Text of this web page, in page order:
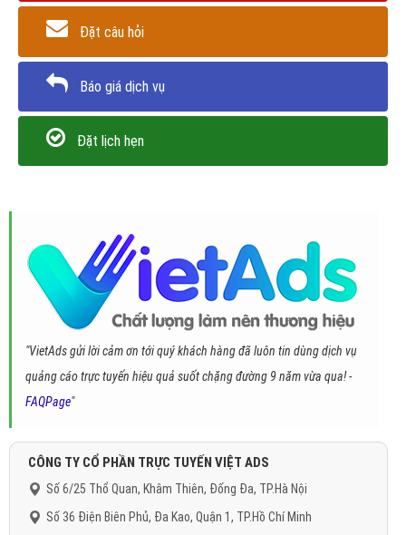
Đặt câu hỏi
Báo giá dịch vụ
Đặt lịch hẹn
"VietAds gửi lời cảm ơn tới quý khách hàng đã luôn tin dùng dịch vụ
quảng cáo trực tuyến hiệu quả suốt chặng đường 9 năm vừa qua! -
FAQPage"
CÔNG TY CỔ PHẦN TRỰC TUYẾN VIỆT ADS
Số 6/25 Thổ Quan, Khâm Thiên, Đống Đa, TP.Hà Nội
Số 36 Điện Biên Phủ, Đa Kao, Quận 1, TP.Hồ Chí Minh